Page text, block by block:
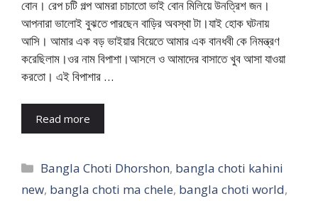
বোন। রেপ চটি গল্প আমরা চাচাতো ভাই বোন মিলিয়ে উনত্রিশ জন।
আপনারা ভালোই বুঝতে পারছেন বাড়ির অবস্থা টা।যাই হোক ঘটনায়
আসি। আমার এক বড় ভাইয়ার বিয়েতে আমার এক বানধবী কে নিমন্ত্রণ
করেছিলাম।ওর নাম বিপাশা।আসলে ও আমাদের বাসাতে খুব আসা যাওয়া
করতো। এই বিপাশার …
Read more
Categories
Bangla Choti Dhorshon, bangla choti kahini
new, bangla choti ma chele, bangla choti world,